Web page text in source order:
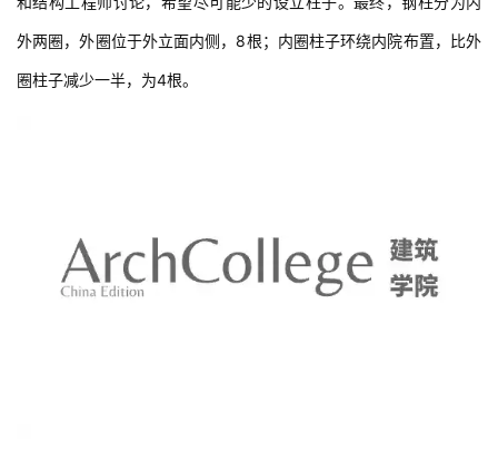
外两圈，外圈位于外立面内侧，8根；内圈柱子环绕内院布置，比外
圈柱子减少一半，为4根。